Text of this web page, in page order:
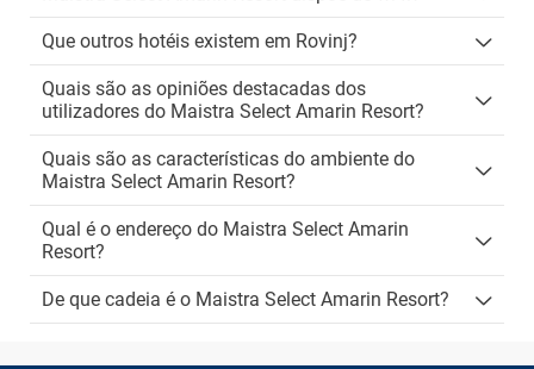
Que outros hotéis existem em Rovinj?
Quais são as opiniões destacadas dos
utilizadores do Maistra Select Amarin Resort?
Quais são as características do ambiente do
Maistra Select Amarin Resort?
Qual é o endereço do Maistra Select Amarin
Resort?
De que cadeia é o Maistra Select Amarin Resort?